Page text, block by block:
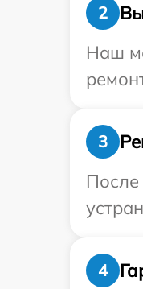
2
Наш
3
После
4